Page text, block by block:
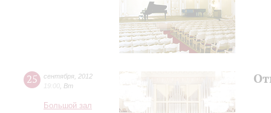
25 сентября 2012
19:00 Вт
Большой зал